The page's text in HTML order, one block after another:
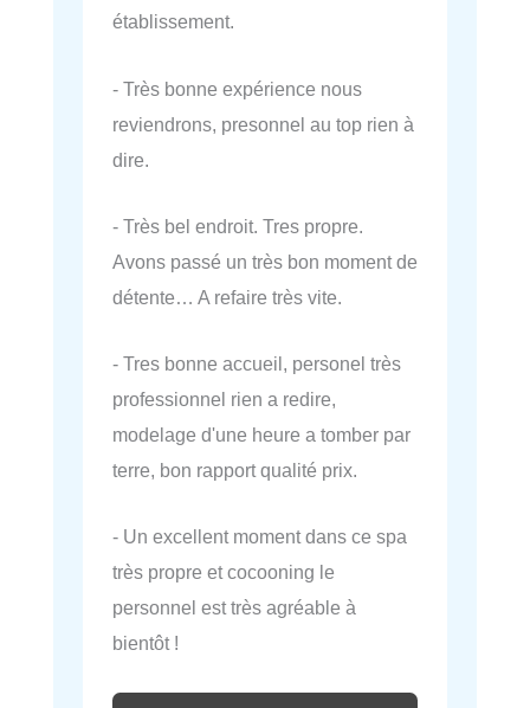
établissement.
- Très bonne expérience nous
reviendrons, presonnel au top rien à
dire.
- Très bel endroit. Tres propre.
Avons passé un très bon moment de
détente… A refaire très vite.
- Tres bonne accueil, personel très
professionnel rien a redire,
modelage d'une heure a tomber par
terre, bon rapport qualité prix.
- Un excellent moment dans ce spa
très propre et cocooning le
personnel est très agréable à
bientôt !